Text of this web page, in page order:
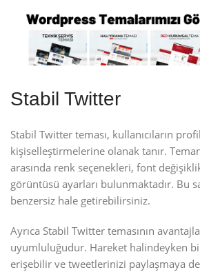
Stabil Twitter
Stabil Twitter teması, kullanıcıların
kişiselleştirmelerine olanak tanır.
arasında renk seçenekleri, font
görüntüsü ayarları bulunmaktadır. Bu
benzersiz hale getirebilirsiniz.
Ayrıca Stabil Twitter temasının
uyumluluğudur. Hareket halindeyken
erişebilir ve tweetlerinizi paylaşmaya